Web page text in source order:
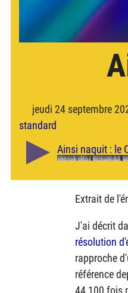
jeudi 24 septembre
standard
Extrait de
J'ai décrit
résolution
rapproche
référence
44 100 fois